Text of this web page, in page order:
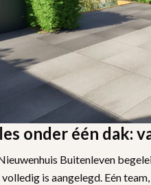
onder één dak:
Buitenleven
is aangelegd. Eén